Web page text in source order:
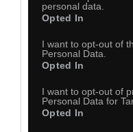
personal data.
Opted In
I want to opt-out of
Personal Data.
Opted In
I want to opt-out of
Personal Data for
Opted In